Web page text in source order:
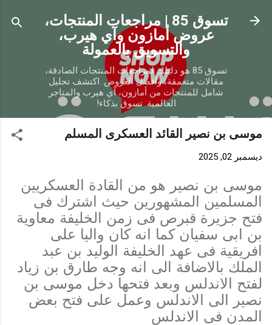
التخطي إلى المحتوى الرئيسي
تسوق 85 | مراجعات المنتجات،
عروض أمازون وآي هيرب،
والتسويق بالعمولة
تسوق 85 هو دليلك لمراجعات المنتجات الصادقة،
مقالات متعمقة، وأفضل العروض. اكتشف تحليل
شامل للمنتجات من أمازون، آي هيرب والمتاجر
العالمية. تسوق بذكاء!
موسى بن نصير القائد العسكرى المسلم
ديسمبر 02, 2025
موسى بن نصير هو من القادة العسكريين
المسلمين المشهورين حيث اشترك فى
فتح جزيرة قبرص فى زمن الخليفة معاوية
بن ابى سفيان كما انه كان واليا على
افريقية فى عهد الخليفة الوليد بن عبد
الملك بالاضافة الى انه وجه طارق بن زياد
لفتح الاندلس وبعد فتحها دخل موسى بن
نصير الى الاندلس وعمل على فتح بعض
المدن فى الاندلس